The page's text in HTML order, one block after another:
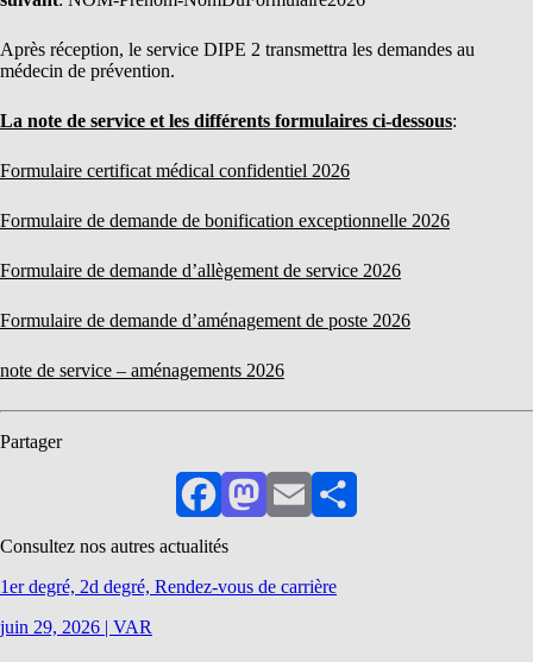
Après réception, le service DIPE 2 transmettra les demandes au
médecin de prévention.
La note de service et les différents formulaires ci-dessous:
Formulaire certificat médical confidentiel 2026
Formulaire de demande de bonification exceptionnelle 2026
Formulaire de demande d’allègement de service 2026
Formulaire de demande d’aménagement de poste 2026
note de service – aménagements 2026
Partager
FacebookMastodon
EmailPartager
Consultez nos autres actualités
1er degré, 2d degré, Rendez-vous de carrière
juin 29, 2026 | VAR